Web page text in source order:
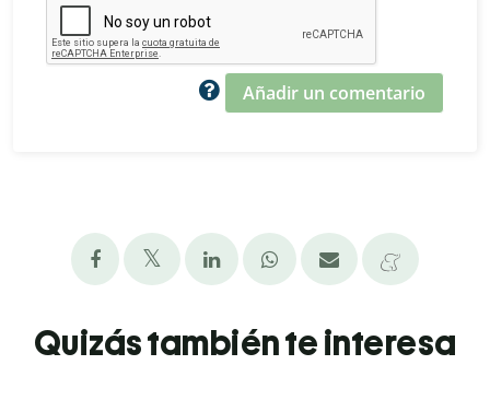
Añadir un comentario
Quizás también te interesa